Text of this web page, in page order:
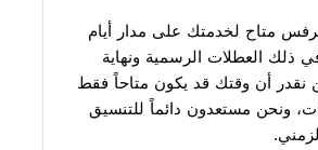
متاح لخدمتك على مدار أيام
ذلك العطلات الرسمية ونهاية
نقدر أن وقتك قد يكون متاحاً فقط
ونحن مستعدون دائماً للتنسيق